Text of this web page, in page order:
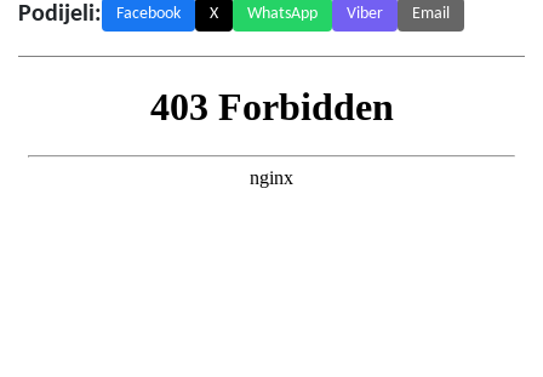
Podijeli: Facebook X WhatsApp Viber Email